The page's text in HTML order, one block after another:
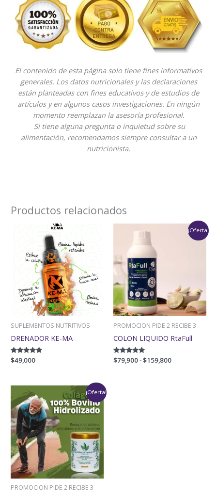
El contenido de esta página solo tiene fines informativos
generales. Los datos nutricionales y las declaraciones
están planteadas con fines educativos y de estudios de
artículos y en algunos casos investigaciones. En ningún
momento reemplazan la asesoría profesional.
Si tiene alguna pregunta o inquietud sobre su
alimentación, recomendamos siempre consultar a un
nutricionista.
Productos relacionados
SUPLEMENTOS NUTRITIVOS
DRENADOR KE-MA
Valorado
con
$49,000
¡Oferta!
PROMOCION PIDE 2 RECIBE 3
COLON LIQUIDO RtaFull
Valorado
con
$79,900-$159,800
Rango
¡Oferta!
PROMOCION PIDE 2 RECIBE 3
Rango
de
precios:
desde
$85,000
hasta
$170,000